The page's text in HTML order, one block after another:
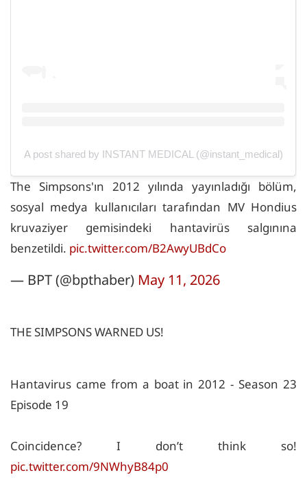
A post shared by INSTANT MEDICAL (@instant_medical)
The Simpsons'ın 2012 yılında yayınladığı bölüm,
sosyal medya kullanıcıları tarafından MV Hondius
kruvaziyer gemisindeki hantavirüs salgınına
benzetildi. pic.twitter.com/B2AwyUBdCo
— BPT (@bpthaber) May 11, 2026
THE SIMPSONS WARNED US!
Hantavirus came from a boat in 2012 - Season 23
Episode 19
Coincidence? I don’t think so!
pic.twitter.com/9NWhyB84p0